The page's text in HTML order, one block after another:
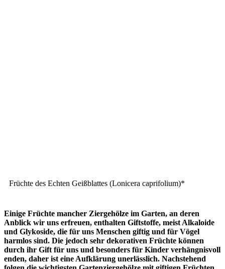
Früchte des Echten Geißblattes (Lonicera caprifolium)*
Einige Früchte mancher Ziergehölze im Garten, an deren
Anblick wir uns erfreuen, enthalten Giftstoffe, meist Alkaloide
und Glykoside, die für uns Menschen giftig und für Vögel
harmlos sind. Die jedoch sehr dekorativen Früchte können
durch ihr Gift für uns und besonders für Kinder verhängnisvoll
enden, daher ist eine Aufklärung unerlässlich. Nachstehend